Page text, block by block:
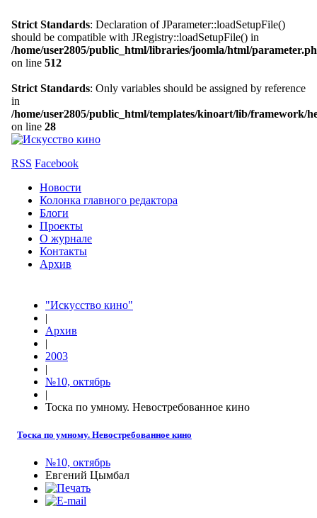
Strict Standards: Declaration of JParameter::loadSetupFile()
should be compatible with JRegistry::loadSetupFile() in
/home/user2805/public_html/libraries/joomla/html/
on line 512
Strict Standards: Only variables should be assigned by reference
in
/home/user2805/public_html/templates/kinoart/lib/framework/
on line 28
RSS Facebook
Новости
Колонка главного редактора
Блоги
Проекты
О журнале
Контакты
Архив
"Искусство кино"
|
Архив
|
2003
|
№10, октябрь
|
Тоска по умному. Невостребованное кино
Тоска по умному. Невостребованное кино
№10, октябрь
Евгений Цымбал